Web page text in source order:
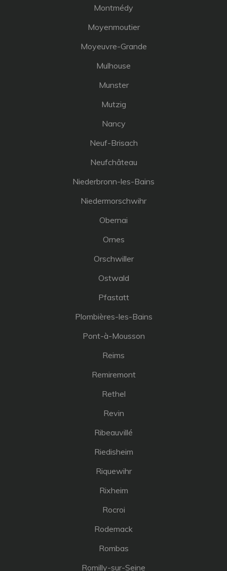
Montmédy
Moyenmoutier
Moyeuvre-Grande
Mulhouse
Munster
Mutzig
Nancy
Neuf-Brisach
Neufchâteau
Niederbronn-les-Bains
Niedermorschwihr
Obernai
Ornes
Orschwiller
Ostwald
Pfastatt
Plombières-les-Bains
Pont-à-Mousson
Reims
Remiremont
Rethel
Revin
Ribeauvillé
Riedisheim
Riquewihr
Rixheim
Rocroi
Rodemack
Rombas
Romilly-sur-Seine